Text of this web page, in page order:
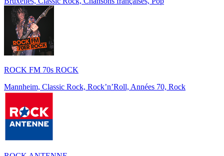
ROCK FM 70s ROCK
Mannheim, Classic Rock, Rock’n’Roll, Années 70, Rock